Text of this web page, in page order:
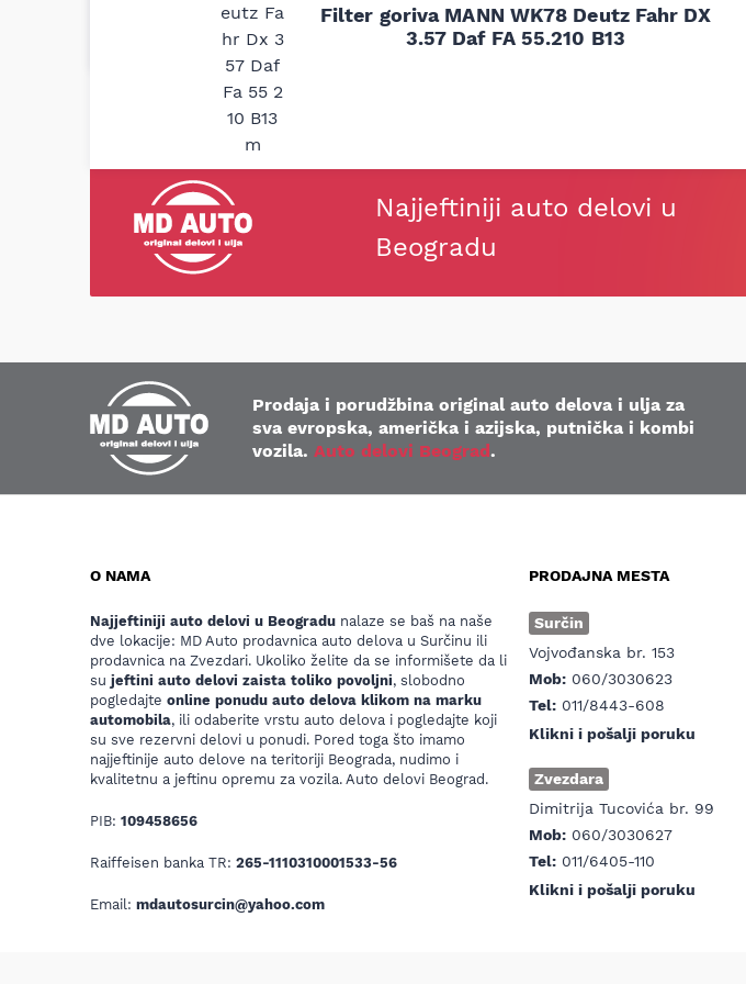
Filter goriva MANN WK78 Deutz Fahr DX
3.57 Daf FA 55.210 B13
Svetlana Večerinović, Beograd (Opel Astra)
Najjeftiniji auto delovi u
Beogradu
Prodaja i porudžbina original auto delova i ulja za
sva evropska, američka i azijska, putnička i kombi
vozila. Auto delovi Beograd.
O NAMA
Najjeftiniji auto delovi u Beogradu nalaze se baš na naše
dve lokacije: MD Auto prodavnica auto delova u Surčinu ili
prodavnica na Zvezdari. Ukoliko želite da se informišete da li
su jeftini auto delovi zaista toliko povoljni, slobodno
pogledajte online ponudu auto delova klikom na marku
automobila, ili odaberite vrstu auto delova i pogledajte koji
su sve rezervni delovi u ponudi. Pored toga što imamo
najjeftinije auto delove na teritoriji Beograda, nudimo i
kvalitetnu a jeftinu opremu za vozila. Auto delovi Beograd.
PIB: 109458656
Raiffeisen banka TR: 265-1110310001533-56
Email: mdautosurcin@yahoo.com
PRODAJNA MESTA
Surčin
Vojvođanska br. 153
Mob: 060/3030623
Tel: 011/8443-608
Klikni i pošalji poruku
Zvezdara
Dimitrija Tucovića br. 99
Mob: 060/3030627
Tel: 011/6405-110
Klikni i pošalji poruku